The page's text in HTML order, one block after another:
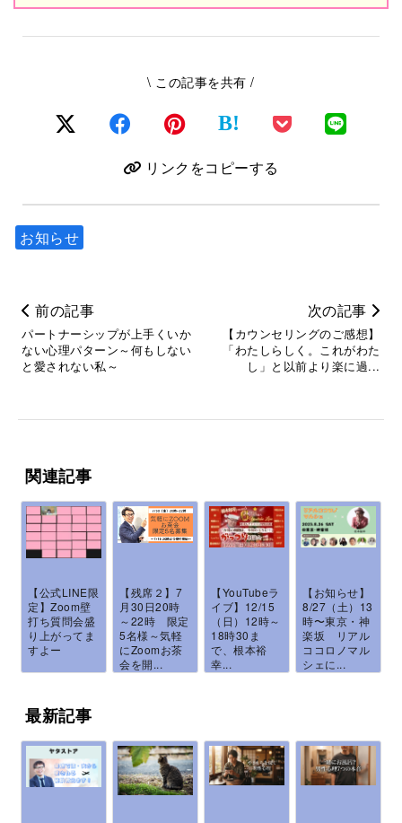
\ この記事を共有 /
B!
リンクをコピーする
お知らせ
前の記事
パートナーシップが上手くいか
ない心理パターン～何もしない
と愛されない私～
次の記事
【カウンセリングのご感想】
「わたしらしく。これがわた
し」と以前より楽に過...
関連記事
【公式LINE限
定】Zoom壁
打ち質問会盛
り上がってま
すよー
【残席２】7
月30日20時
～22時 限定
5名様～気軽
にZoomお茶
会を開...
【YouTubeラ
イブ】12/15
（日）12時～
18時30ま
で、根本裕
幸...
【お知らせ】
8/27（土）13
時〜東京・神
楽坂 リアル
ココロノマル
シェに...
最新記事